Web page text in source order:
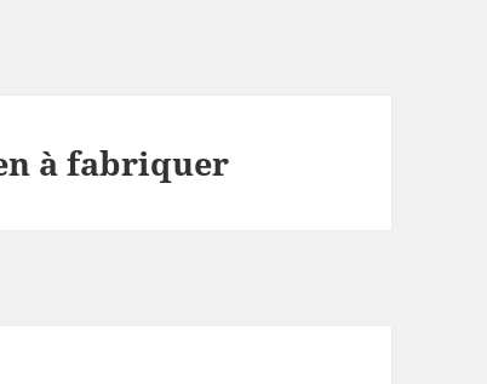
à fabriquer